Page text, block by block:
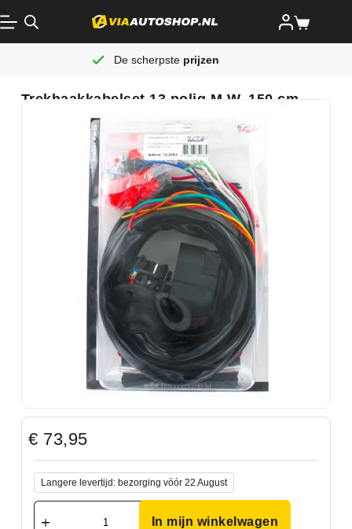
De scherpste prijzen
Trekhaakkabelset 13 polig M.W. 150 cm
€ 73,95
Langere levertijd: bezorging vóór 22 August
In mijn winkelwagen